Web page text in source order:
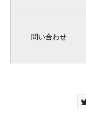
問い合わせ